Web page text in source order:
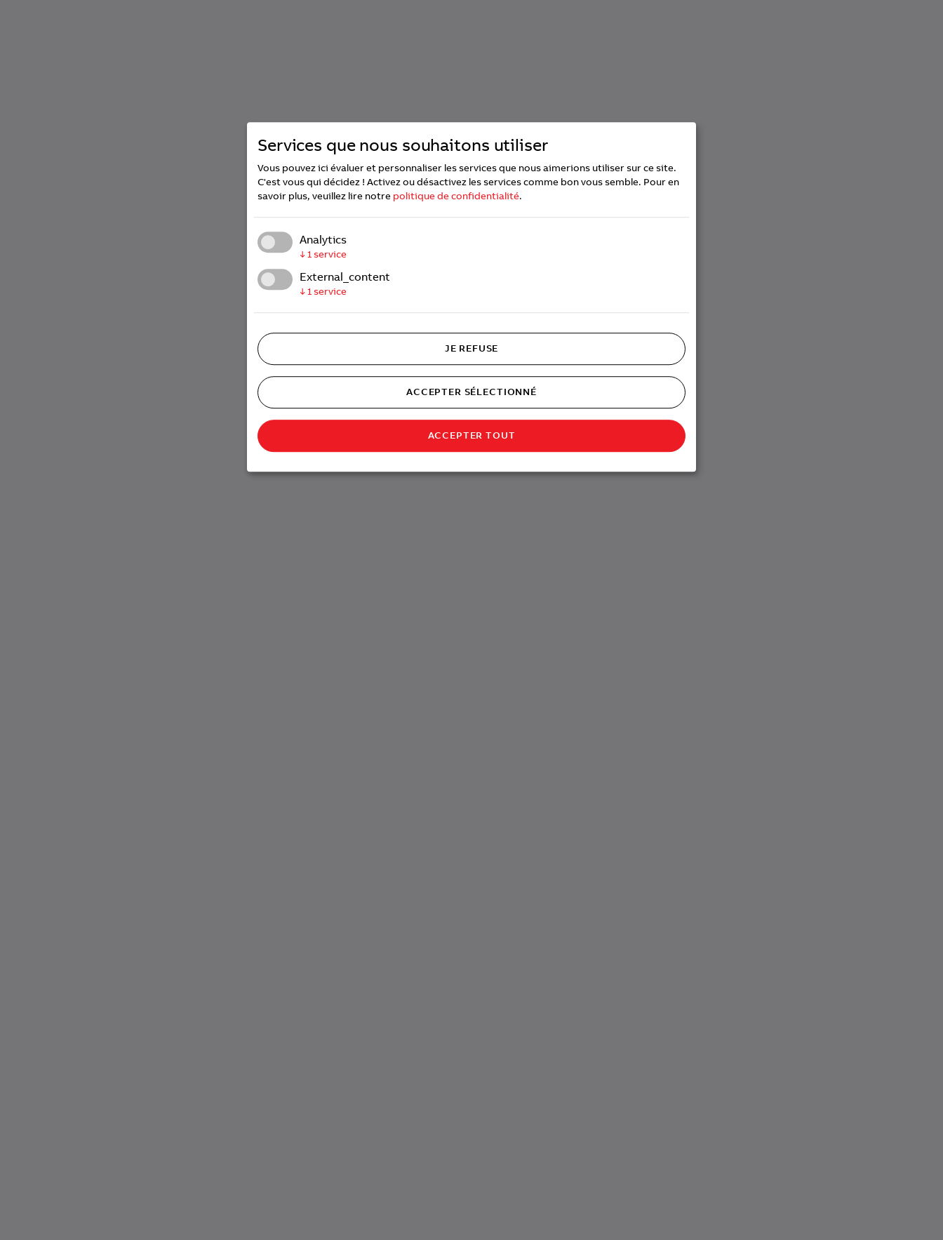
Services que nous souhaitons utiliser
Vous pouvez ici évaluer et personnaliser les services que nous aimerions utiliser sur ce site.
C'est vous qui décidez ! Activez ou désactivez les services comme bon vous semble. Pour en
savoir plus, veuillez lire notre politique de confidentialité.
Analytics
↓1 service
External_content
↓1 service
JE REFUSE
ACCEPTER SÉLECTIONNÉ
ACCEPTER TOUT